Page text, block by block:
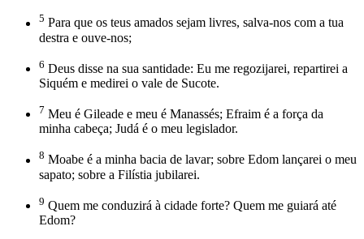
5 Para que os teus amados sejam livres, salva-nos com a tua
destra e ouve-nos;
6 Deus disse na sua santidade: Eu me regozijarei, repartirei a
Siquém e medirei o vale de Sucote.
7 Meu é Gileade e meu é Manassés; Efraim é a força da
minha cabeça; Judá é o meu legislador.
8 Moabe é a minha bacia de lavar; sobre Edom lançarei o meu
sapato; sobre a Filístia jubilarei.
9 Quem me conduzirá à cidade forte? Quem me guiará até
Edom?